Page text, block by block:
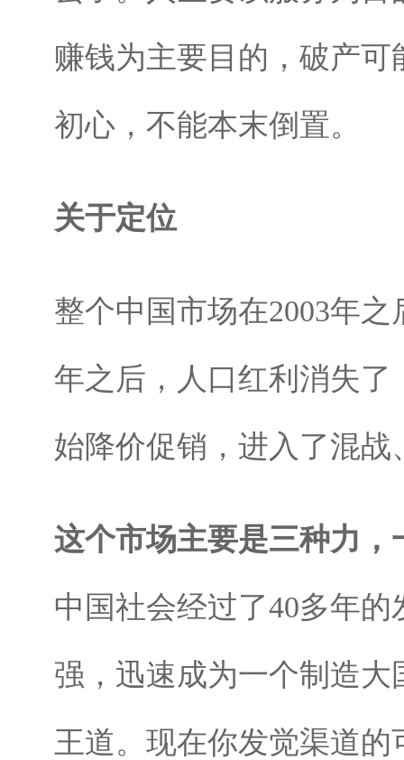
赚钱为主要目的，破产
初心，不能本末倒置。
关于定位
整个中国市场在2003年
年之后，人口红利消失
始降价促销，进入了混
这个市场主要是三种力
中国社会经过了40多年
强，迅速成为一个制造
王道。现在你发觉渠道